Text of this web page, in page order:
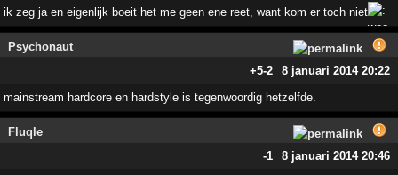
ik zeg ja en eigenlijk boeit het me geen ene reet, want kom er toch niet
Psychonaut
+5-2 8 januari 2014 20:22
mainstream hardcore en hardstyle is tegenwoordig hetzelfde.
Fluqle
-1
8 januari 2014 20:46